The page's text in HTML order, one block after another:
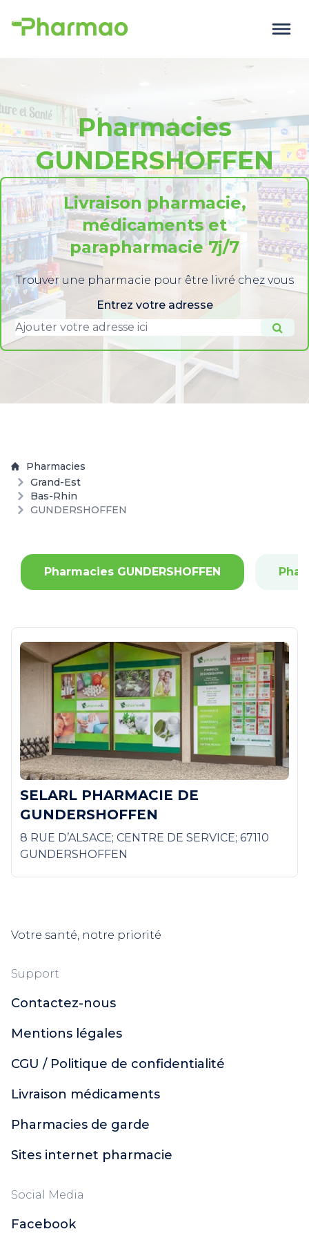
Pharmacies
GUNDERSHOFFEN
Livraison pharmacie,
médicaments et
parapharmacie 7j/7
Trouver une pharmacie pour être livré chez vous
Entrez votre adresse
Pharmacies
Grand-Est
Bas-Rhin
GUNDERSHOFFEN
Pharmacies GUNDERSHOFFEN
SELARL PHARMACIE DE
GUNDERSHOFFEN
8 RUE D’ALSACE; CENTRE DE SERVICE; 67110
GUNDERSHOFFEN
Votre santé, notre priorité
Support
Contactez-nous
Mentions légales
CGU / Politique de confidentialité
Livraison médicaments
Pharmacies de garde
Sites internet pharmacie
Social Media
Facebook